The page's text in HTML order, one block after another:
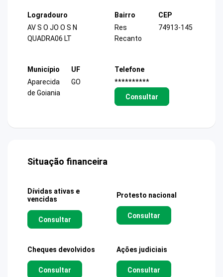
Logradouro
AV S O JO O S N
QUADRA06 LT
Bairro
Res
Recanto
CEP
74913-145
Município
Aparecida
de Goiania
UF
GO
Telefone
**********
Consultar
Situação financeira
Dívidas ativas e
vencidas
Consultar
Protesto nacional
Consultar
Cheques devolvidos
Consultar
Ações judiciais
Consultar